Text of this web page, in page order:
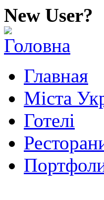
New User?
Главная
Міста
Готелі